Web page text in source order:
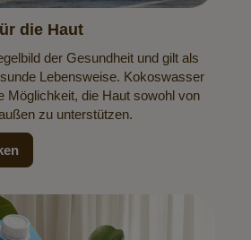
die Haut
der Gesundheit und gilt als
Lebensweise. Kokoswasser
Möglichkeit, die Haut sowohl von
zu unterstützen.